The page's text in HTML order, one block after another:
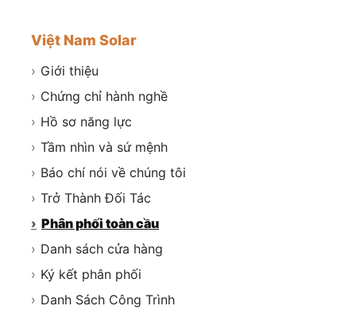
Việt Nam Solar
› Giới thiệu
› Chứng chỉ hành nghề
› Hồ sơ năng lực
› Tầm nhìn và sứ mệnh
› Báo chí nói về chúng tôi
› Trở Thành Đối Tác
› Phân phối toàn cầu
› Danh sách cửa hàng
› Ký kết phân phối
› Danh Sách Công Trình